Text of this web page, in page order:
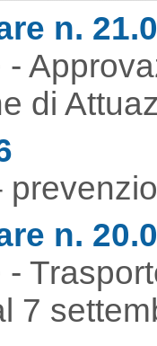
n.
-
di
n.
7